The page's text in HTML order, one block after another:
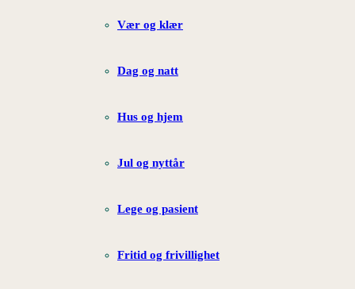
Vær og klær
Dag og natt
Hus og hjem
Jul og nyttår
Lege og pasient
Fritid og frivillighet